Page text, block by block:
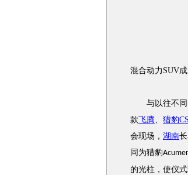
混合动力SUV
与以往不同的
款 飞腾、 猎豹
会现场， 湖南
同为猎豹
的光柱，使仪